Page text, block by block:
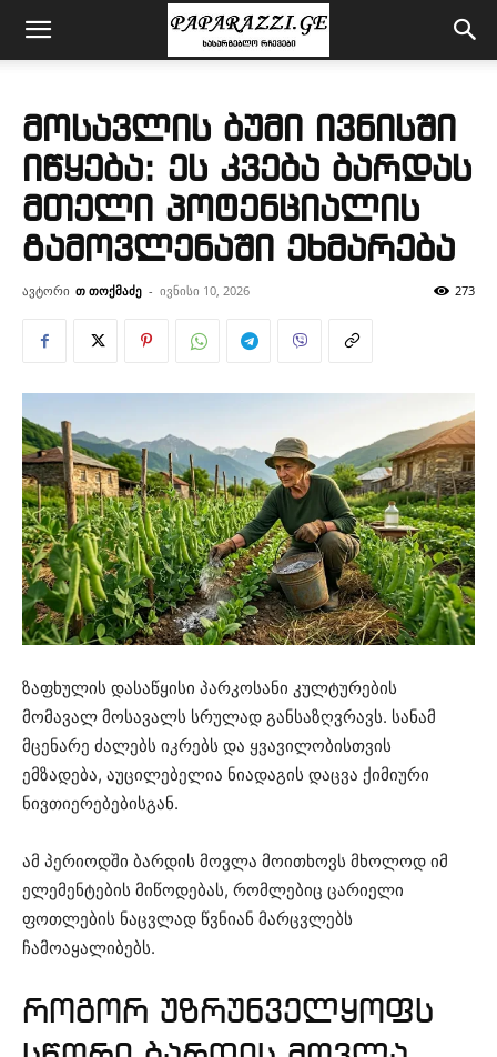
მოსავლის ბუმი ივნისში
იწყება: ეს კვება ბარდას
მთელი პოტენციალის
გამოვლენაში ეხმარება
ავტორი თ თოქმაძე - ივნისი 10, 2026 273
ზაფხულის დასაწყისი პარკოსანი კულტურების
მომავალ მოსავალს სრულად განსაზღვრავს. სანამ
მცენარე ძალებს იკრებს და ყვავილობისთვის
ემზადება, აუცილებელია ნიადაგის დაცვა ქიმიური
ნივთიერებებისგან.
ამ პერიოდში ბარდის მოვლა მოითხოვს მხოლოდ იმ
ელემენტების მიწოდებას, რომლებიც ცარიელი
ფოთლების ნაცვლად წვნიან მარცვლებს
ჩამოაყალიბებს.
როგორ უზრუნველყოფს